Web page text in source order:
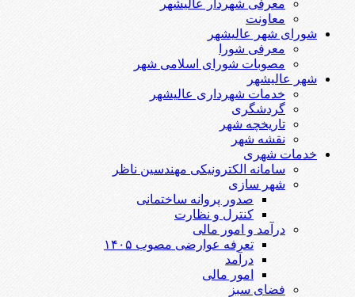
معرفی شهردار عالیشهر
معاونت
شورای شهر عالیشهر
معرفی شورا
مصوبات شورای اسلامی شهر
شهر عالیشهر
خدمات شهرداری عالیشهر
گردشگری
تاریخچه شهر
نقشه شهر
خدمات شهری
سامانه الکترونیکی مهندسین ناظر
شهر سازی
صدور پروانه ساختمانی
کنترل و نظارت
درآمد و امور مالی
تعرفه عوارضی مصوب ۱۴۰۵
درآمد
امور مالی
فضای سبز